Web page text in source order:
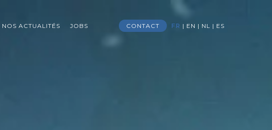
CONTACT FR | EN | NL | ES
NOS ACTUALITÉS JOBS